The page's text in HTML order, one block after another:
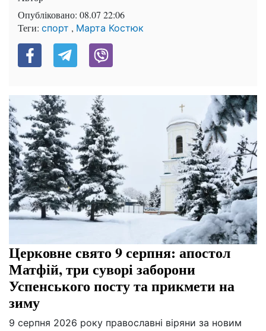
Опубліковано: 08.07 22:06
Теги: спорт , Марта Костюк
Церковне свято 9 серпня: апостол
Матфій, три суворі заборони
Успенського посту та прикмети на
зиму
9 серпня 2026 року православні віряни за новим